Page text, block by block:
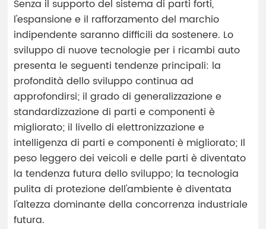
Senza il supporto del sistema di parti forti,
l'espansione e il rafforzamento del marchio
indipendente saranno difficili da sostenere. Lo
sviluppo di nuove tecnologie per i ricambi auto
presenta le seguenti tendenze principali: la
profondità dello sviluppo continua ad
approfondirsi; il grado di generalizzazione e
standardizzazione di parti e componenti è
migliorato; il livello di elettronizzazione e
intelligenza di parti e componenti è migliorato; Il
peso leggero dei veicoli e delle parti è diventato
la tendenza futura dello sviluppo; la tecnologia
pulita di protezione dell'ambiente è diventata
l'altezza dominante della concorrenza industriale
futura.